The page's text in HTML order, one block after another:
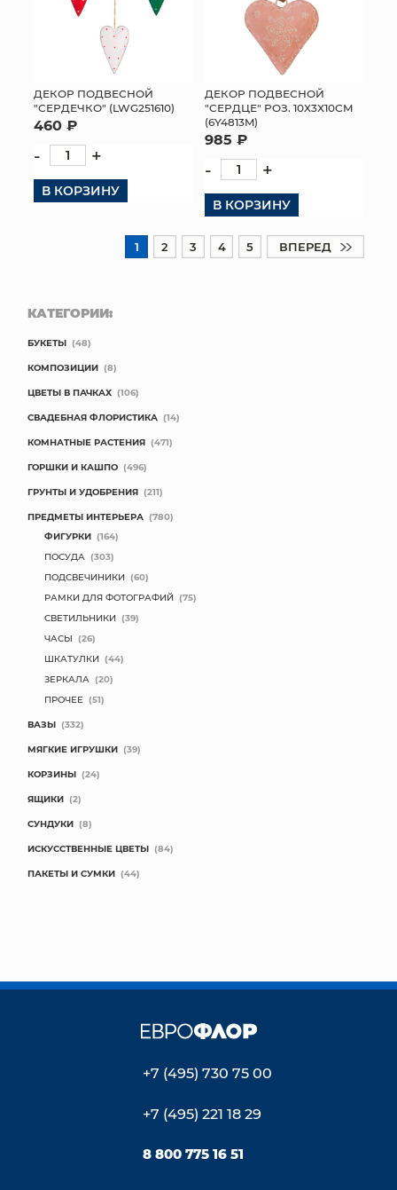
ДЕКОР ПОДВЕСНОЙ
"СЕРДЕЧКО" (LWG251610)
460 ₽
- +
В КОРЗИНУ
ДЕКОР ПОДВЕСНОЙ
"СЕРДЦЕ" РОЗ. 10Х3Х10СМ
(6Y4813M)
985 ₽
- +
В КОРЗИНУ
1 2 3 4 5 ВПЕРЕД
КАТЕГОРИИ:
БУКЕТЫ (48)
КОМПОЗИЦИИ (8)
ЦВЕТЫ В ПАЧКАХ (106)
СВАДЕБНАЯ ФЛОРИСТИКА (14)
КОМНАТНЫЕ РАСТЕНИЯ (471)
ГОРШКИ И КАШПО (496)
ГРУНТЫ И УДОБРЕНИЯ (211)
ПРЕДМЕТЫ ИНТЕРЬЕРА (780)
ФИГУРКИ (164)
ПОСУДА (303)
ПОДСВЕЧИНИКИ (60)
РАМКИ ДЛЯ ФОТОГРАФИЙ (75)
СВЕТИЛЬНИКИ (39)
ЧАСЫ (26)
ШКАТУЛКИ (44)
ЗЕРКАЛА (20)
ПРОЧЕЕ (51)
ВАЗЫ (332)
МЯГКИЕ ИГРУШКИ (39)
КОРЗИНЫ (24)
ЯЩИКИ (2)
СУНДУКИ (8)
ИСКУССТВЕННЫЕ ЦВЕТЫ (84)
ПАКЕТЫ И СУМКИ (44)
+7 (495) 730 75 00
+7 (495) 221 18 29
8 800 775 16 51